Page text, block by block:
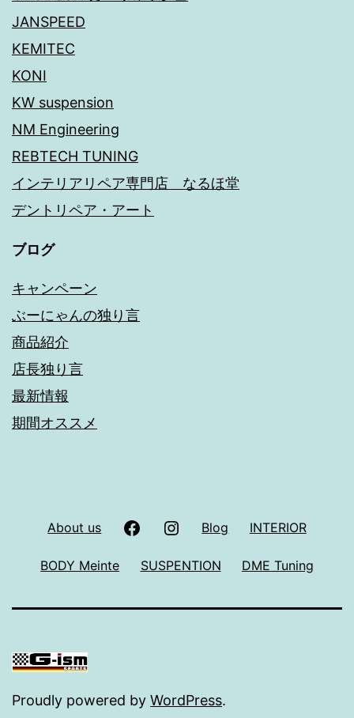
JANSPEED
KEMITEC
KONI
KW suspension
NM Engineering
REBTECH TUNING
インテリアリペア専門店 なるほ堂
デントリペア・アート
ブログ
キャンペーン
ぶーにゃんの独り言
商品紹介
店長独り言
最新情報
期間オススメ
About us facebookInstagram
Blog INTERIOR
BODY Meinte SUSPENTION DME Tuning
Proudly powered by WordPress.